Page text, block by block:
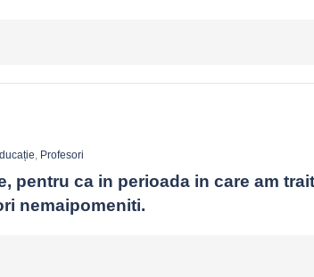
, Profesori
pentru ca in perioada in care am
nemaipomeniti.